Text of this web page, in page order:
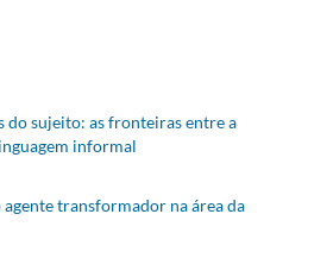
do sujeito: as fronteiras entre a
informal
transformador na área da